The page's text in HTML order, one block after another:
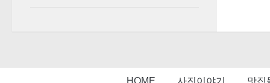
HOME 사진이야기 맛집